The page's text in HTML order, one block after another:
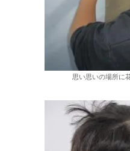
思い思いの場所に